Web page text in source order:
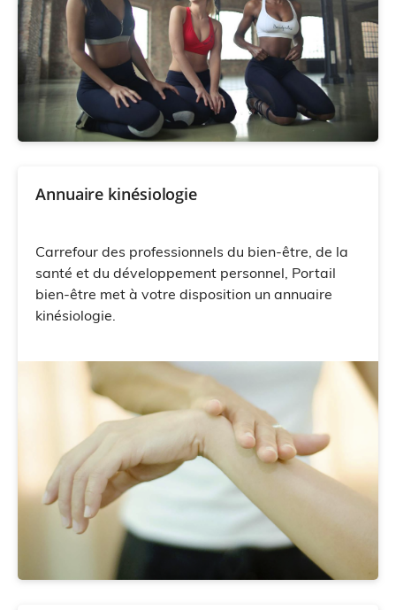
Annuaire kinésiologie
Carrefour des professionnels du bien-être, de la
santé et du développement personnel, Portail
bien-être met à votre disposition un annuaire
kinésiologie.